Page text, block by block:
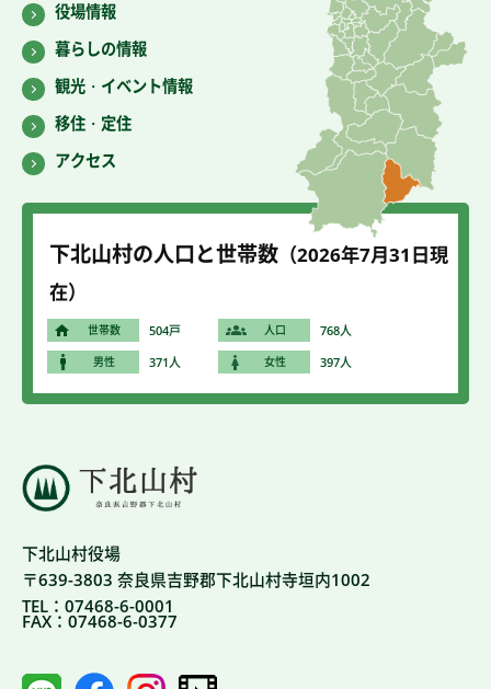
下北山村役場
〒639-3803 奈良県吉野郡下北山村寺垣内1002
TEL：07468-6-0001
FAX：07468-6-0377
役場情報
暮らしの情報
観光・イベント情報
移住・定住
アクセス
下北山村の人口と世帯数 （2026年7月31 日現
在）
世帯数 504戸 人口 768人
男性 371人 女性 397人